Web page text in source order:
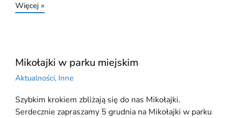
Więcej »
Mikołajki w parku miejskim
Aktualności, Inne
Szybkim krokiem zbliżają się do nas Mikołajki.
Serdecznie zapraszamy 5 grudnia na Mikołajki w parku